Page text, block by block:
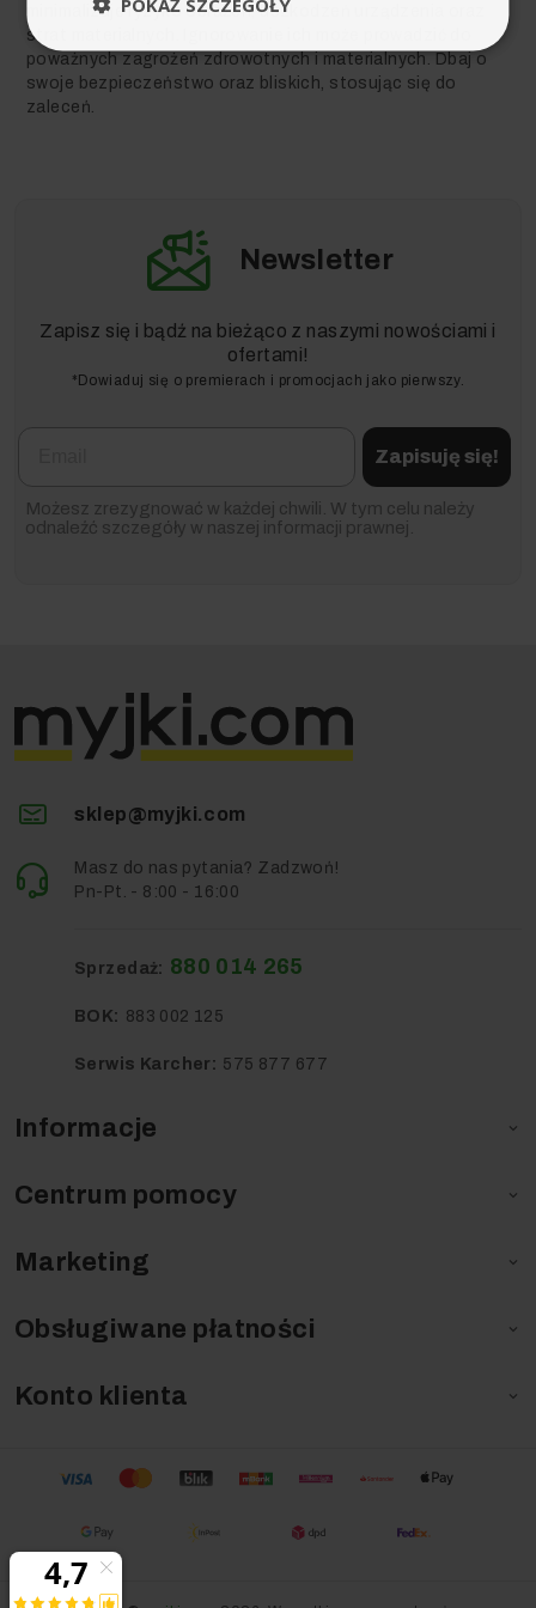
minimalizuje ryzyko obrażeń, uszkodzeń urządzenia oraz
strat materialnych. Ignorowanie ich może prowadzić do
poważnych zagrożeń zdrowotnych i materialnych. Dbaj o
swoje bezpieczeństwo oraz bliskich, stosując się do
zaleceń.
Newsletter
Zapisz się i bądź na bieżąco z naszymi nowościami i
ofertami!
*Dowiaduj się o premierach i promocjach jako pierwszy.
Zapisuję się!
Możesz zrezygnować w każdej chwili. W tym celu należy
odnaleźć szczegóły w naszej informacji prawnej.
Informacje 
Centrum pomocy 
Marketing 
Obsługiwane płatności 
Konto klienta 
sklep@myjki.com
Masz do nas pytania? Zadzwoń!
Pn-Pt. - 8:00 - 16:00
Sprzedaż: 880 014 265
BOK: 883 002 125
Serwis Karcher: 575 877 677